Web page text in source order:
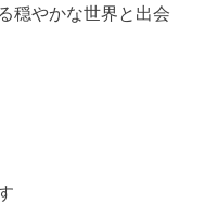
穏やかな世界と出会